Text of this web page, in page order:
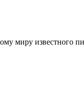
миру известного